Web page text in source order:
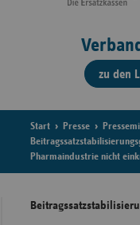
zu den
Start Presse
Pharmaindustrie nicht